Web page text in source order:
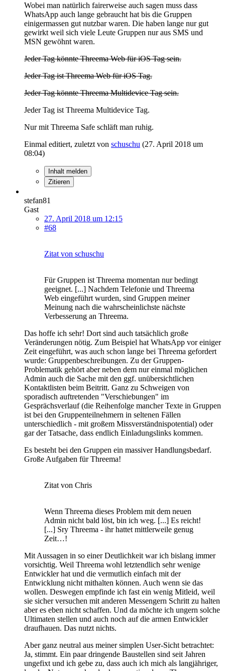
Wobei man natürlich fairerweise auch sagen muss dass
WhatsApp auch lange gebraucht hat bis die Gruppen
einigermassen gut nutzbar waren. Die haben lange nur gut
gewirkt weil sich viele Leute Gruppen nur aus SMS und
MSN gewöhnt waren.
Jeder Tag könnte Threema Web für iOS Tag sein.
Jeder Tag ist Threema Web für iOS Tag.
Jeder Tag könnte Threema Multidevice Tag sein.
Jeder Tag ist Threema Multidevice Tag.
Nur mit Threema Safe schläft man ruhig.
Einmal editiert, zuletzt von schuschu (27. April 2018 um
08:04)
Inhalt melden
Zitieren
stefan81
Gast
27. April 2018 um 12:15
#68
Zitat von schuschu
Für Gruppen ist Threema momentan nur bedingt
geeignet. [...] Nachdem Telefonie und Threema
Web eingeführt wurden, sind Gruppen meiner
Meinung nach die wahrscheinlichste nächste
Verbesserung an Threema.
Das hoffe ich sehr! Dort sind auch tatsächlich große
Veränderungen nötig. Zum Beispiel hat WhatsApp vor einiger
Zeit eingeführt, was auch schon lange bei Threema gefordert
wurde: Gruppenbeschreibungen. Zu der Gruppen-
Problematik gehört aber neben dem nur einmal möglichen
Admin auch die Sache mit den ggf. unübersichtlichen
Kontaktlisten beim Beitritt. Ganz zu Schweigen von
sporadisch auftretenden "Verschiebungen" im
Gesprächsverlauf (die Reihenfolge mancher Texte in Gruppen
ist bei den Gruppenteilnehmern in seltenen Fällen
unterschiedlich - mit großem Missverständnispotential) oder
gar der Tatsache, dass endlich Einladungslinks kommen.
Es besteht bei den Gruppen ein massiver Handlungsbedarf.
Große Aufgaben für Threema!
Zitat von Chris
Wenn Threema dieses Problem mit dem neuen
Admin nicht bald löst, bin ich weg. [...] Es reicht!
[...] Sry Threema - ihr hattet mittlerweile genug
Zeit…!
Mit Aussagen in so einer Deutlichkeit war ich bislang immer
vorsichtig. Weil Threema wohl letztendlich sehr wenige
Entwickler hat und die vermutlich einfach mit der
Entwicklung nicht mithalten können. Auch wenn sie das
wollen. Deswegen empfinde ich fast ein wenig Mitleid, weil
sie sicher versuchen mit anderen Messengern Schritt zu halten
aber es eben nicht schaffen. Und da möchte ich ungern solche
Ultimaten stellen und auch noch auf die armen Entwickler
draufhauen. Das nutzt nichts.
Aber ganz neutral aus meiner simplen User-Sicht betrachtet:
Ja, stimmt. Ein paar dringende Baustellen sind seit Jahren
ungefixt und ich gebe zu, dass auch ich mich als langjähriger,